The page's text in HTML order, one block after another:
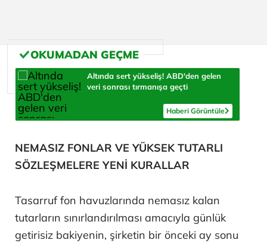
Altında sert yükseliş! ABD'den gelen
veri sonrası tırmanışa geçti
Haberi Görüntüle
NEMASIZ FONLAR VE YÜKSEK TUTARLI
SÖZLEŞMELERE YENİ KURALLAR
Tasarruf fon havuzlarında nemasız kalan
tutarların sınırlandırılması amacıyla günlük
getirisiz bakiyenin, şirketin bir önceki ay sonu